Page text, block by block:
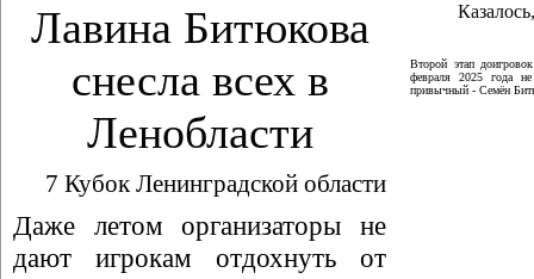
Лавина Битюкова
снесла всех в
Ленобласти
7 Кубок Ленинградской области
Даже летом организаторы не
дают игрокам отдохнуть от
Второй этап
февраля 2025 года
привычный - Семён